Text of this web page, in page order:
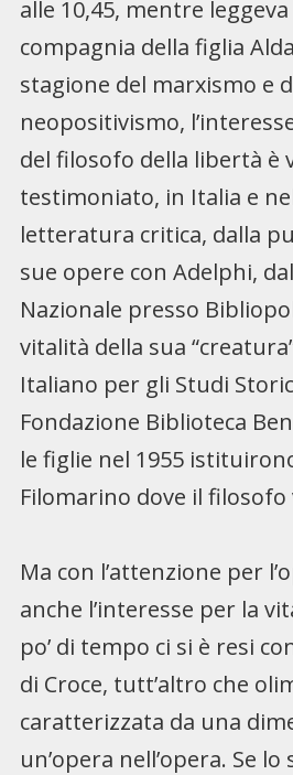
alle 10,45, mentre
compagnia della figlia
stagione del marxismo e
neopositivismo,
del filosofo della libertà è
testimoniato, in Italia e
letteratura critica, dalla
sue opere con Adelphi,
Nazionale presso
vitalità della sua
Italiano per gli Studi
Fondazione Biblioteca
le figlie nel 1955
Filomarino dove il filosofo
Ma con l’attenzione per
anche l’interesse per la
po’ di tempo ci si è resi
di Croce, tutt’altro che
caratterizzata da una
un’opera nell’opera. Se